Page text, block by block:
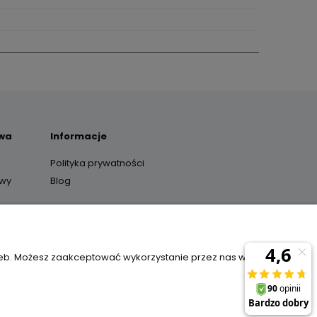
Informacje
Polityka prywatności
Blog
Możesz zaakceptować wykorzystanie przez nas wszystkich